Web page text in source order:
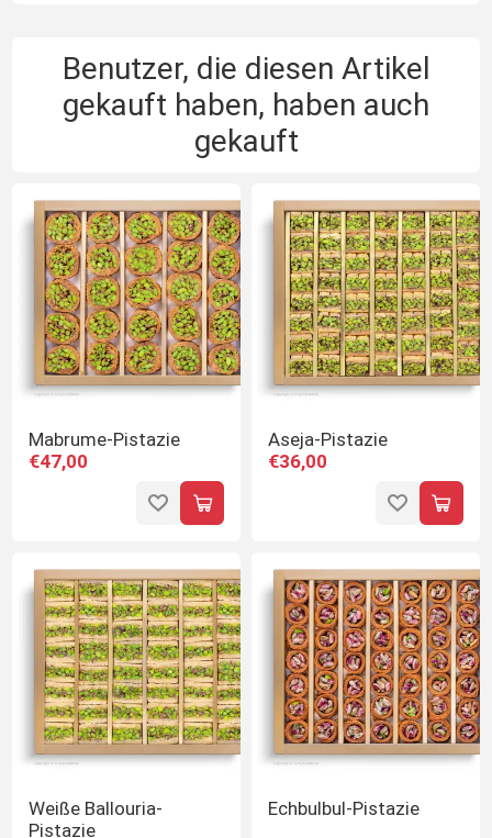
und Gewicht variieren.
Benutzer, die diesen Artikel
gekauft haben, haben auch
gekauft
Mabrume-Pistazie
€47,00
Aseja-Pistazie
€36,00
Weiße Ballouria-
Pistazie
Echbulbul-Pistazie